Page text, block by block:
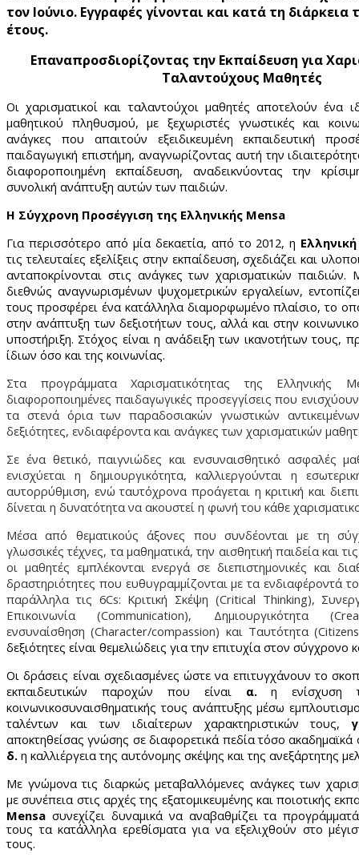
τον Ιούνιο. Εγγραφές γίνονται και κατά τη διάρκεια
έτους.
Επαναπροσδιορίζοντας την Εκπαίδευση για
Ταλαντούχους Μαθητές
Οι χαρισματικοί και ταλαντούχοι μαθητές αποτελούν ένα
μαθητικού πληθυσμού, με ξεχωριστές γνωστικές και
ανάγκες που απαιτούν εξειδικευμένη εκπαιδευτική
παιδαγωγική επιστήμη, αναγνωρίζοντας αυτή την
διαφοροποιημένη εκπαίδευση, αναδεικνύοντας την
συνολική ανάπτυξη αυτών των παιδιών.
Η Σύγχρονη Προσέγγιση της Ελληνικής Mensa
Για περισσότερο από μία δεκαετία, από το 2012, η
τις τελευταίες εξελίξεις στην εκπαίδευση, σχεδιάζει και
ανταποκρίνονται στις ανάγκες των χαρισματικών παιδιών.
διεθνώς αναγνωρισμένων ψυχομετρικών εργαλείων,
τους προσφέρει ένα κατάλληλα διαμορφωμένο πλαίσιο, το
στην ανάπτυξη των δεξιοτήτων τους, αλλά και στην
υποστήριξη. Στόχος είναι η ανάδειξη των ικανοτήτων τους,
ίδιων όσο και της κοινωνίας.
Στα προγράμματα Χαρισματικότητας της Ελληνικής
διαφοροποιημένες παιδαγωγικές προσεγγίσεις που
τα στενά όρια των παραδοσιακών γνωστικών
δεξιότητες, ενδιαφέροντα και ανάγκες των χαρισματικών
Σε ένα θετικό, παιγνιώδες και ενσυναισθητικό ασφαλές
ενισχύεται η δημιουργικότητα, καλλιεργούνται η
αυτορρύθμιση, ενώ ταυτόχρονα προάγεται η κριτική και
δίνεται η δυνατότητα να ακουστεί η φωνή του κάθε
Μέσα από θεματικούς άξονες που συνδέονται με τη
γλωσσικές τέχνες, τα μαθηματικά, την αισθητική παιδεία και
οι μαθητές εμπλέκονται ενεργά σε διεπιστημονικές και
δραστηριότητες που ευθυγραμμίζονται με τα ενδιαφέροντά
παράλληλα τις 6Cs: Κριτική Σκέψη (Critical Thinking),
Επικοινωνία (Communication), Δημιουργικότητα
ενσυναίσθηση (Character/compassion) και Ταυτότητα
δεξιότητες είναι θεμελιώδεις για την επιτυχία στον σύγχρονο
Οι δράσεις είναι σχεδιασμένες ώστε να επιτυγχάνουν το
εκπαιδευτικών παροχών που είναι α.η ενίσχυση
κοινωνικοσυναισθηματικής τους ανάπτυξης μέσω
ταλέντων και των ιδιαίτερων χαρακτηριστικών τους,
αποκτηθείσας γνώσης σε διαφορετικά πεδία τόσο ακαδημαϊκά
δ. η καλλιέργεια της αυτόνομης σκέψης και της ανεξάρτητης
Με γνώμονα τις διαρκώς μεταβαλλόμενες ανάγκες των
μεσυνέπεια στις αρχές της εξατομικευμένης και ποιοτικής
Mensa συνεχίζει δυναμικά να αναβαθμίζει τα
τους τα κατάλληλα ερεθίσματα για να εξελιχθούν στο
τους.